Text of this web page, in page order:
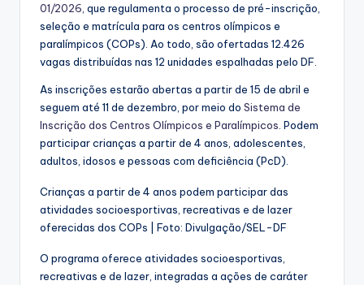
01/2026 , que regulamenta o processo de pré-inscrição,
seleção e matrícula para os centros olímpicos e
paralímpicos (COPs). Ao todo, são ofertadas 12.426
vagas distribuídas nas 12 unidades espalhadas pelo DF.
As inscrições estarão abertas a partir de 15 de abril e
seguem até 11 de dezembro, por meio do Sistema de
Inscrição dos Centros Olímpicos e Paralímpicos . Podem
participar crianças a partir de 4 anos, adolescentes,
adultos, idosos e pessoas com deficiência (PcD).
Crianças a partir de 4 anos podem participar das
atividades socioesportivas, recreativas e de lazer
oferecidas dos COPs | Foto: Divulgação/SEL-DF
O programa oferece atividades socioesportivas,
recreativas e de lazer, integradas a ações de caráter